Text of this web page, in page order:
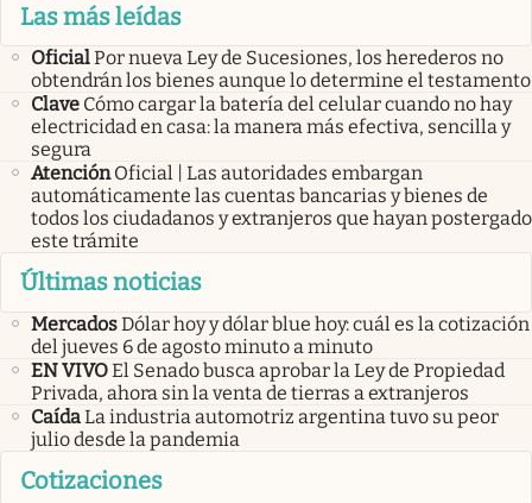
Las más leídas
OficialPor nueva Ley de Sucesiones, los herederos no
obtendrán los bienes aunque lo determine el testamento
Clave Cómo cargar la batería del celular cuando no hay
electricidad en casa: la manera más efectiva, sencilla y
segura
Atención Oficial | Las autoridades embargan
automáticamente las cuentas bancarias y bienes de
todos los ciudadanos y extranjeros que hayan postergado
este trámite
Últimas noticias
MercadosDólar hoy y dólar blue hoy: cuál es la cotización
del jueves 6 de agosto minuto a minuto
EN VIVOEl Senado busca aprobar la Ley de Propiedad
Privada, ahora sin la venta de tierras a extranjeros
CaídaLa industria automotriz argentina tuvo su peor
julio desde la pandemia
Cotizaciones